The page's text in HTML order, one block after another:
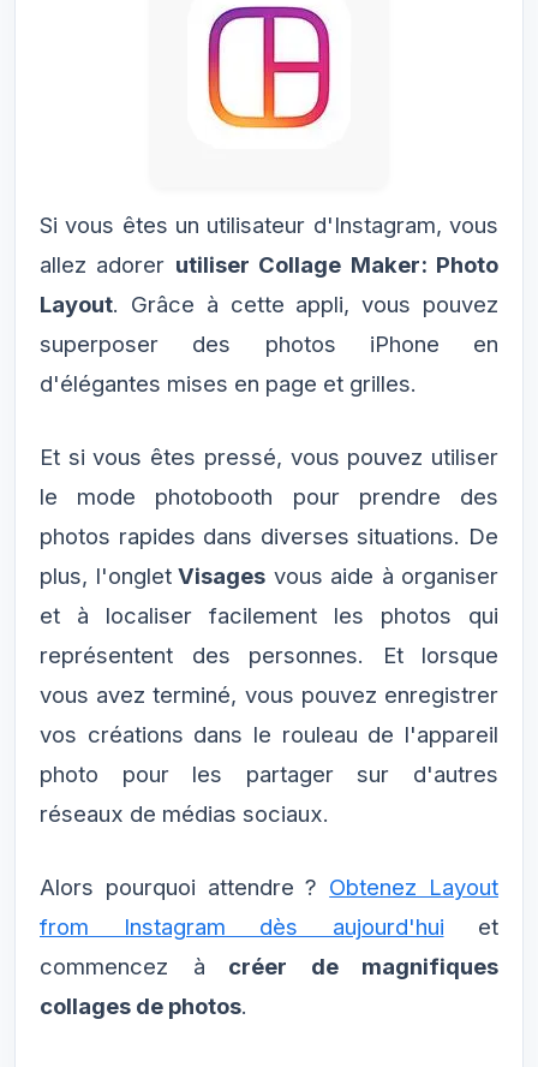
Si vous êtes un utilisateur d'Instagram, vous
allez adorer utiliser Collage Maker: Photo
Layout. Grâce à cette appli, vous pouvez
superposer des photos iPhone en
d'élégantes mises en page et grilles.
Et si vous êtes pressé, vous pouvez utiliser
le mode photobooth pour prendre des
photos rapides dans diverses situations. De
plus, l'ongletVisages vous aide à organiser
et à localiser facilement les photos qui
représentent des personnes. Et lorsque
vous avez terminé, vous pouvez enregistrer
vos créations dans le rouleau de l'appareil
photo pour les partager sur d'autres
réseaux de médias sociaux.
Alors pourquoi attendre ? Obtenez Layout
from Instagram dès aujourd'hui et
commencez à créer de magnifiques
collages de photos.